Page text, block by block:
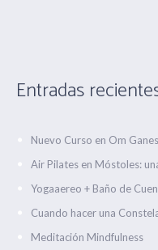
Entradas
Nuevo Curso en Om
Air Pilates en Móstoles:
Yogaaereo + Baño de
Cuando hacer una
Meditación Mindfulness